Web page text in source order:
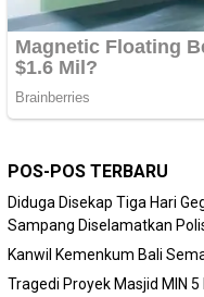
POS-POS TERBARU
Diduga Disekap Tiga Hari
Sampang Diselamatkan
Kanwil Kemenkum Bali
Tragedi Proyek Masjid MIN